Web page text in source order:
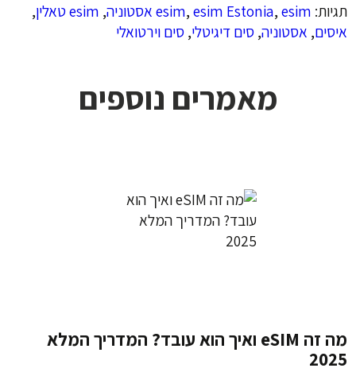
תגיות: esim,esim Estonia,esim אסטוניה , esim טאלין
,
איסים, אסטוניה,סים דיגיטלי,סים וירטואלי
מאמרים נוספים
מה זה eSIM ואיך הוא עובד? המדריך המלא
2025